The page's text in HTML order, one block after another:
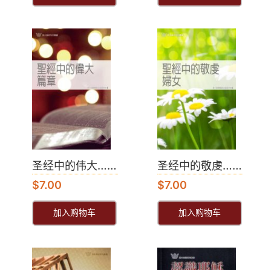
圣经中的伟大……
$7.00
加入购物车
圣经中的敬虔……
$7.00
加入购物车